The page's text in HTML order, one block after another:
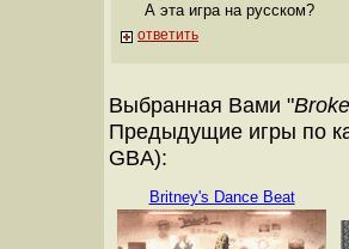
А эта игра на русском?
ответить
Выбранная Вами "
Предыдущие игры по
GBA):
Britney's Dance Beat